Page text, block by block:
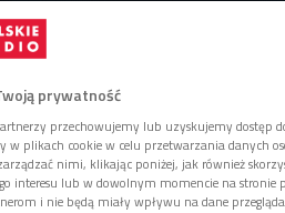
miejską, w Lizbonie
się w spójną paletę
nie tylko latem, ale też
Czwórki Alicja
rankingu na
prywatność
przechowujemy lub uzyskujemy dostęp
w plikach cookie w celu przetwarzania danych
nimi, klikając poniżej, jak również
interesu lub w dowolnym momencie na
i nie będą miały wpływu na dane